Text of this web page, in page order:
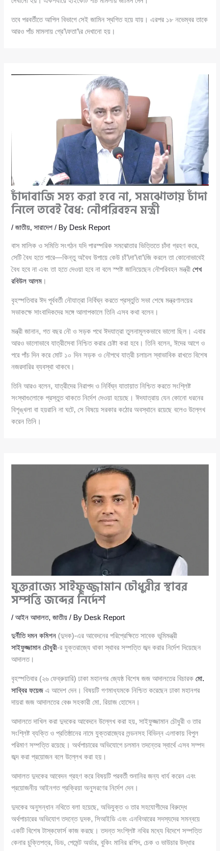
তবে পরবর্তীতে আপিল বিভাগে সেই জামিন স্থগিত হয়ে যায়। এরপর ১৮ নভেম্বর তাকে
আরও পাঁচ মামলায় গ্রে’\ফতা’\র দেখানো হয়।
চাঁদাবাজি সহ্য করা হবে না, সমঝোতায় চাঁদা
নিলে তবেই বৈধ: নৌপরিবহন মন্ত্রী
/জাতীয়,সারাদেশ / By Desk Report
বাস মালিক ও সমিতি সংগঠন যদি পারস্পরিক সমঝোতার ভিত্তিতে চাঁদা গ্রহণ করে,
সেটি বৈধ হতে পারে—কিন্তু অবৈধ উপায়ে কেউ চাঁ’\দা’\বা’\জি করলে তা কোনোভাবেই
বৈধ হবে না এবং তা হতে দেওয়া হবে না বলে স্পষ্ট জানিয়েছেন নৌপরিবহন মন্ত্রীশেখ
রবিউল আলম ।
বৃহস্পতিবার ঈদ পূর্ববর্তী নৌযাত্রা নির্বিঘ্ন করতে প্রস্তুতি সভা শেষে মন্ত্রণালয়ের
সভাকক্ষে সাংবাদিকদের সঙ্গে আলাপকালে তিনি এসব কথা বলেন।
মন্ত্রী জানান, গত বছর নৌ ও সড়ক পথে ঈদযাত্রা তুলনামূলকভাবে ভালো ছিল। এবার
আরও ভালোভাবে যাত্রীসেবা নিশ্চিত করার চেষ্টা করা হবে। তিনি বলেন, ঈদের আগে ও
পরে পাঁচ দিন করে মোট ১০ দিন সড়ক ও নৌপথে যাত্রী চলাচল স্বাভাবিক রাখতে বিশেষ
নজরদারির ব্যবস্থা থাকবে।
তিনি আরও বলেন, যাত্রীদের নিরাপদ ও নির্বিঘ্ন যাতায়াত নিশ্চিত করতে সংশ্লিষ্ট
সংস্থাগুলোকে প্রস্তুত থাকতে নির্দেশ দেওয়া হয়েছে। ঈদযাত্রায় যেন কোনো ধরনের
বিশৃঙ্খলা বা হয়রানি না ঘটে, সে বিষয়ে সরকার কঠোর অবস্থানে রয়েছে বলেও উল্লেখ
করেন তিনি।
যুক্তরাজ্যে সাইফুজ্জামান চৌধুরীর স্থাবর
সম্পত্তি জব্দের নির্দেশ
/আইন আদালত,জাতীয় / By Desk Report
দুর্নীতি দমন কমিশন (দুদক)-এর আবেদনের পরিপ্রেক্ষিতে সাবেক ভূমিমন্ত্রী
সাইফুজ্জামান চৌধুরী-র যুক্তরাজ্যে থাকা স্থাবর সম্পত্তি জব্দ করার নির্দেশ দিয়েছেন
আদালত।
বৃহস্পতিবার (২৬ ফেব্রুয়ারি) ঢাকা মহানগর জ্যেষ্ঠ বিশেষ জজ আদালতের বিচারকমো.
সাব্বির ফয়েজ এ আদেশ দেন। বিষয়টি গণমাধ্যমকে নিশ্চিত করেছেন ঢাকা মহানগর
দায়রা জজ আদালতের বেঞ্চ সহকারী মো. রিয়াজ হোসেন।
আদালতে দাখিল করা দুদকের আবেদনে উল্লেখ করা হয়, সাইফুজ্জামান চৌধুরী ও তার
সংশ্লিষ্ট ব্যক্তি ও প্রতিষ্ঠানের নামে যুক্তরাজ্যের লন্ডনসহ বিভিন্ন এলাকায় বিপুল
পরিমাণ সম্পত্তি রয়েছে। অর্থপাচারের অভিযোগে চলমান তদন্তের স্বার্থে এসব সম্পদ
জব্দ করা প্রয়োজন বলে উল্লেখ করা হয়।
আদালত দুদকের আবেদন গ্রহণ করে বিষয়টি পরবর্তী শুনানির জন্য ধার্য করেন এবং
প্রয়োজনীয় আইনগত প্রক্রিয়া অনুসরণের নির্দেশ দেন।
দুদকের অনুসন্ধান নথিতে বলা হয়েছে, অভিযুক্ত ও তার সহযোগীদের বিরুদ্ধে
অর্থপাচারের অভিযোগ তদন্তে দুদক, সিআইডি এবং এনবিআরের সদস্যদের সমন্বয়ে
একটি বিশেষ টাস্কফোর্স কাজ করছে। তদন্ত সংশ্লিষ্ট নথির মধ্যে বিদেশে সম্পত্তি
কেনার চুক্তিপত্র, ডিড, পেমেন্ট অর্ডার, বুকিং মানির রশিদ, চেক ও ভাউচার উদ্ধার